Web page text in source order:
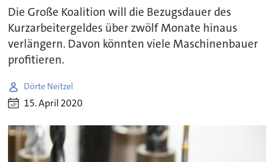
Die Große Koalition will die Bezugsdauer des
Kurzarbeitergeldes über zwölf Monate hinaus
verlängern. Davon könnten viele Maschinenbauer
profitieren.
Dörte Neitzel
15. April 2020